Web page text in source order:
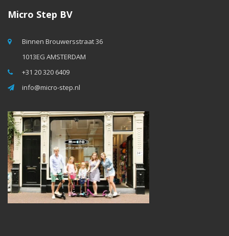
Micro Step BV
Binnen Brouwersstraat 36
1013EG AMSTERDAM
+31 20 320 6409
info@micro-step.nl